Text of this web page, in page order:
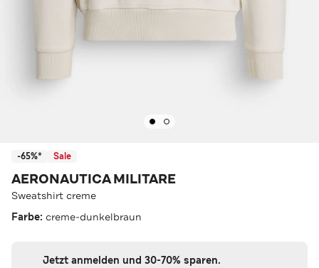
-65%* Sale
AERONAUTICA MILITARE
Sweatshirt creme
Farbe: creme-dunkelbraun
Jetzt anmelden und 30-70% sparen.